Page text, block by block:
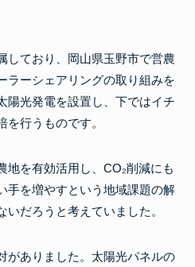
しており、岡山県玉野市で営農
ラーシェアリングの取り組みを
陽光発電を設置し、下ではイチ
行うものです。
地を有効活用し、CO₂削減にも
手を増やすという地域課題の解
だろうと考えていました。
がありました。太陽光パネルの